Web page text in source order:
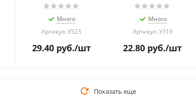
Много
Артикул: У323
29.40руб./шт
Много
Артикул: У319
22.80 руб./шт
Показать еще